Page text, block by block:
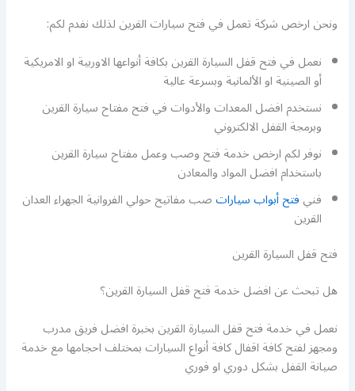
ونحن ارخص شركة تعمل في فتح سيارات القرين لذلك نفدم لكم:
نعمل في فتح قفل السيارة القرين بكافة أنواعها الاوربية او الامريكية
أو الصينية او الألمانية وبسرعة عالية
نستخدم افضل المعدات والأدوات في فتح مفتاح سيارة القرين
وبرمجة القفل الالكتروني
نوفر لكم ارخص خدمة فتح وصب وعمل مفتاح سيارة القرين
باستخدام افضل المواد والمعادن
فنيفتح أبواب سياراتصب مفاتيح حولي الفروانية الجهراء العدان
القرين
فتح قفل السيارة القرين
هل تبحث عن افضل خدمة فتح قفل السيارة القرين؟
نعمل في خدمة فتح قفل السيارة القرين بخبرة افضل فريق مدرب
ومجهز لفتح كافة اقفال كافة أنواع السيارات بمختلف احجامها مع خدمة
صيانة القفل بشكل دوري او فوري